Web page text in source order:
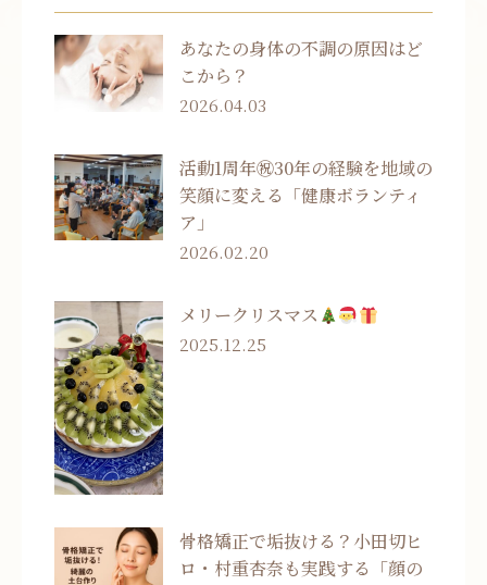
あなたの身体の不調の原因はど
こから？
2026.04.03
活動1周年㊗30年の経験を地域の
笑顔に変える「健康ボランティ
ア」
2026.02.20
メリークリスマス
2025.12.25
骨格矯正で垢抜ける？小田切ヒ
ロ・村重杏奈も実践する「顔の